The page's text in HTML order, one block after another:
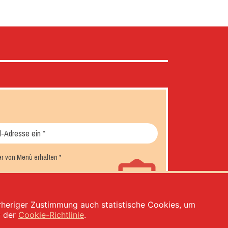
von Menù erhalten *
Zustimmung auch statistische Cookies, um
der Cookie-Richtlinie.